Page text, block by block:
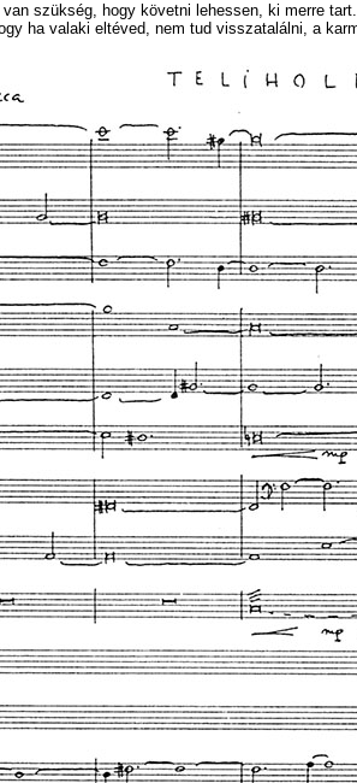
szükség, hogy követni lehessen, ki merre
ha valaki eltéved, nem tud visszatalálni, a